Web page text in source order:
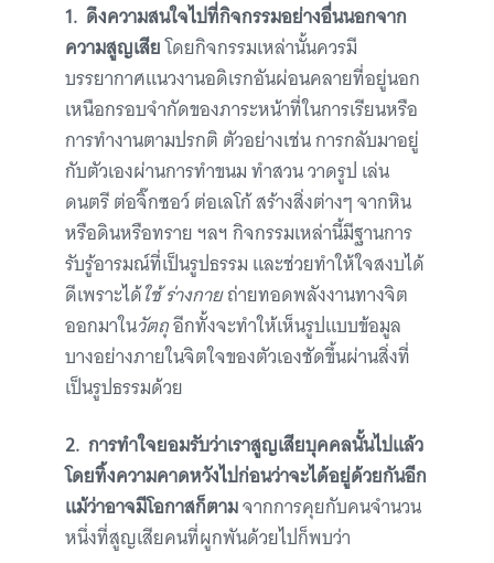
1. ดึงความสนใจไปที่กิจกรรมอย่างอื่นนอกจาก
ความสูญเสียโดยกิจกรรมเหล่านั้นควรมี
บรรยากาศแนวงานอดิเรกอันผ่อนคลายที่อยู่นอก
เหนือกรอบจำกัดของภาระหน้าที่ในการเรียนหรือ
การทำงานตามปรกติ ตัวอย่างเช่น การกลับมาอยู่
กับตัวเองผ่านการทำขนม ทำสวน วาดรูป เล่น
ดนตรี ต่อจิ๊กซอว์ ต่อเลโก้ สร้างสิ่งต่างๆ จากหิน
หรือดินหรือทราย ฯลฯ กิจกรรมเหล่านี้มีฐานการ
รับรู้อารมณ์ที่เป็นรูปธรรม และช่วยทำให้ใจสงบได้
ดีเพราะได้ใช้ ร่างกายถ่ายทอดพลังงานทางจิต
ออกมาในวัตถุอีกทั้งจะทำให้เห็นรูปแบบข้อมูล
บางอย่างภายในจิตใจของตัวเองชัดขึ้นผ่านสิ่งที่
เป็นรูปธรรมด้วย
2. การทำใจยอมรับว่าเราสูญเสียบุคคลนั้นไปแล้ว
โดยทิ้งความคาดหวังไปก่อนว่าจะได้อยู่ด้วยกันอีก
แม้ว่าอาจมีโอกาสก็ตามจากการคุยกับคนจำนวน
หนึ่งที่สูญเสียคนที่ผูกพันด้วยไปก็พบว่า